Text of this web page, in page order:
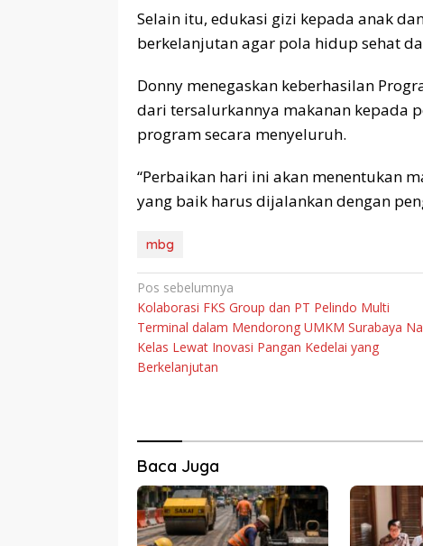
Selain itu, edukasi gizi kepada anak
berkelanjutan agar pola hidup sehat
Donny menegaskan keberhasilan
dari tersalurkannya makanan kepada
program secara menyeluruh.
“Perbaikan hari ini akan menentukan
yang baik harus dijalankan dengan
mbg
Navigasi
pos
Pos sebelumnya
Kolaborasi FKS Group dan PT Pelindo Multi
Terminal dalam Mendorong UMKM Surabaya
Kelas Lewat Inovasi Pangan Kedelai yang
Berkelanjutan
Baca Juga